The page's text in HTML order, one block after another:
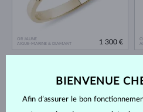
OR JAUNE
AIGUE-MARINE & DIAMANT
1 300 €
BIENVENUE
Afin d’assurer le bon